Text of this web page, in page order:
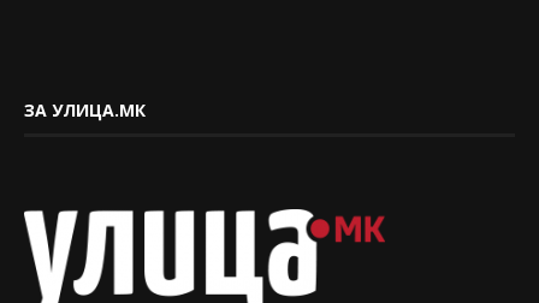
ЗА УЛИЦА.МК